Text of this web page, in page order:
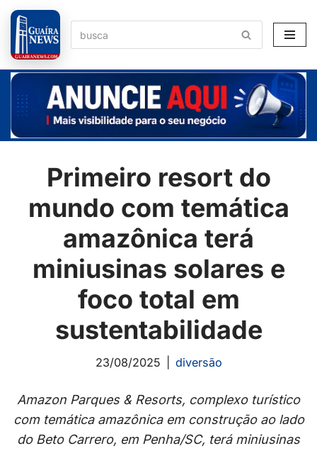
Pular
para
o
conteúdo
Primeiro resort do
mundo com temática
amazônica terá
miniusinas solares e
foco total em
sustentabilidade
23/08/2025 diversão
Amazon Parques & Resorts, complexo turístico
com temática amazônica em construção ao lado
do Beto Carrero, em Penha/SC, terá miniusinas